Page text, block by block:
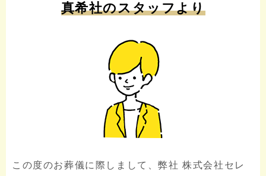
真希社のスタッフより
この度のお葬儀に際しまして、弊社 株式会社セレ